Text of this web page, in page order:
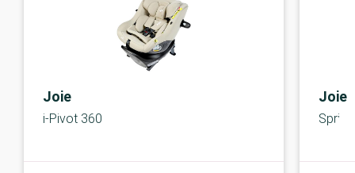
Joie
i-Pivot 360
Joie
Sprint